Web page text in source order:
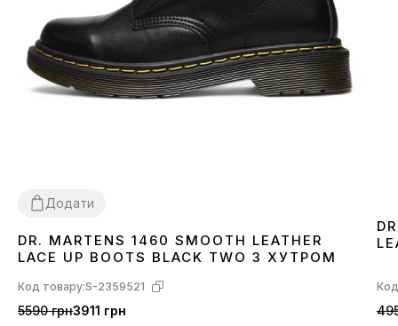
Додати
36 373839 404142 43 444546
DR. MARTENS 1460 SMOOTH LEATHER
LACE UP BOOTS BLACK TWO З ХУТРОМ
Код товару:S-2359521
5590 грн3911 грн